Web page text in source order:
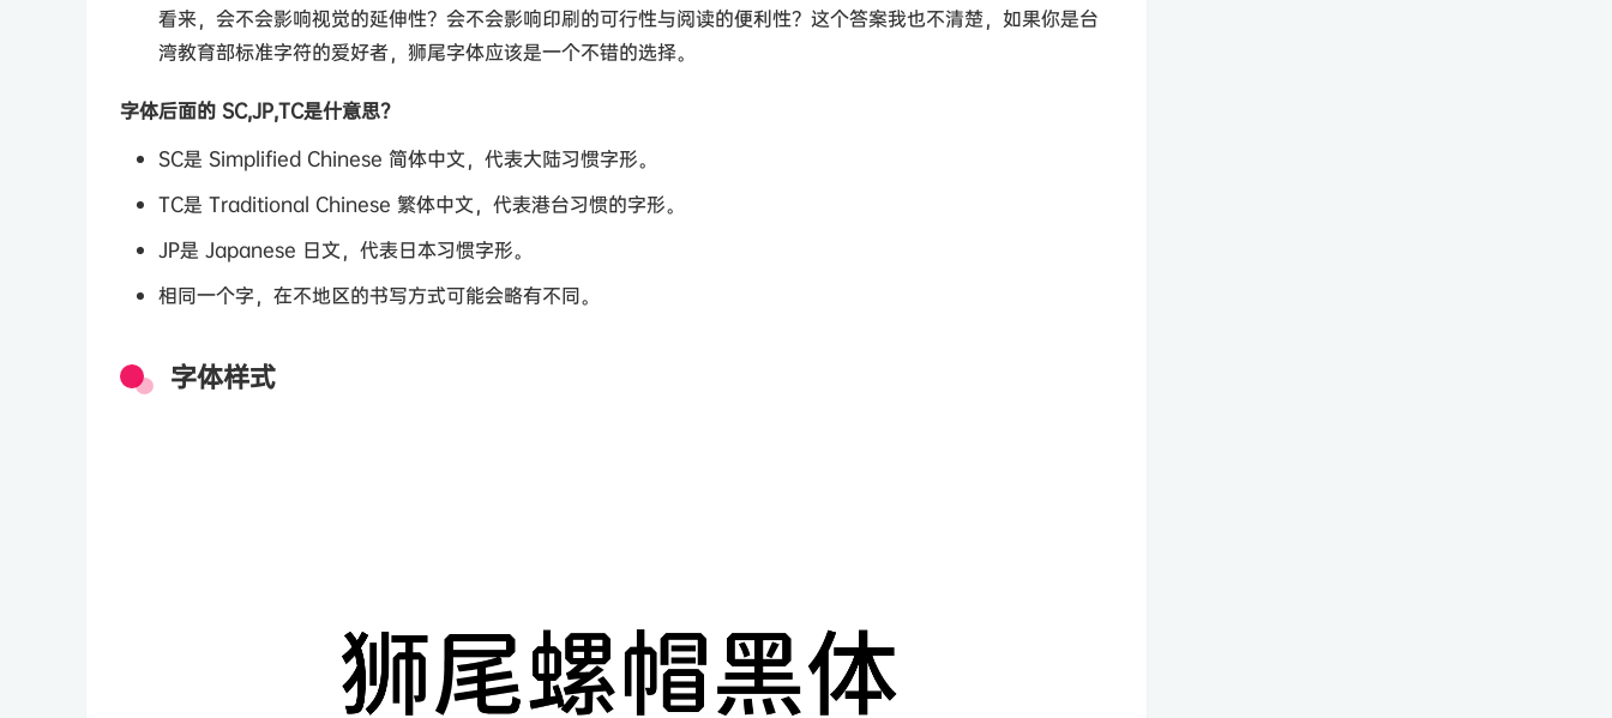
看来，会不会影响视觉的延伸性？会不会影响印刷的可行性与阅读的便利性？这个答案我也不清楚，如果你是台
湾教育部标准字符的爱好者，狮尾字体应该是一个不错的选择。
字体后面的 SC,JP,TC是什意思？
SC是 Simplified Chinese 简体中文，代表大陆习惯字形。
TC是 Traditional Chinese 繁体中文，代表港台习惯的字形。
JP是 Japanese 日文，代表日本习惯字形。
相同一个字，在不地区的书写方式可能会略有不同。
字体样式